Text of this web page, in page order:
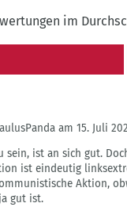
im
am 15. Juli
sein, ist an sich gut.
ist eindeutig
Aktion,
gut ist.